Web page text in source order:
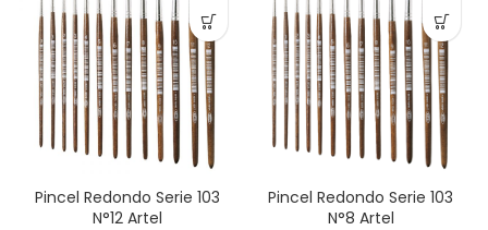
Pincel Redondo Serie 103
N°12 Artel
Pincel Redondo Serie 103
N°8 Artel